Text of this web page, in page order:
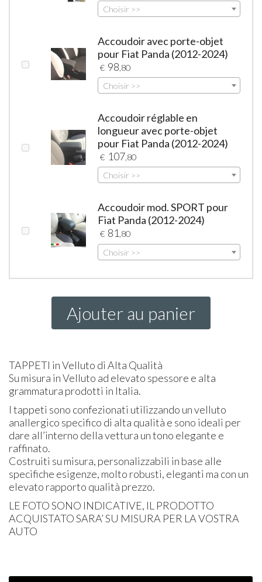
Choisir >>
Accoudoir avec porte-objet
pour Fiat Panda (2012-2024)
€ 98 ,80
Choisir >>
Accoudoir réglable en
longueur avec porte-objet
pour Fiat Panda (2012-2024)
€ 107 ,80
Choisir >>
Accoudoir mod. SPORT pour
Fiat Panda (2012-2024)
€ 81 ,80
Choisir >>
Ajouter au panier
TAPPETI in Velluto di Alta Qualità
Su misura in Velluto ad elevato spessore e alta
grammatura prodotti in Italia.
I tappeti sono confezionati utilizzando un velluto
anallergico specifico di alta qualità e sono ideali per
dare all’interno della vettura un tono elegante e
raffinato.
Costruiti su misura, personalizzabili in base alle
specifiche esigenze, molto robusti, eleganti ma con un
elevato rapporto qualità prezzo.
LE FOTOSONO INDICATIVE, IL PRODOTTO
ACQUISTATOSARA’ SU MISURA PER LAVOSTRA
AUTO